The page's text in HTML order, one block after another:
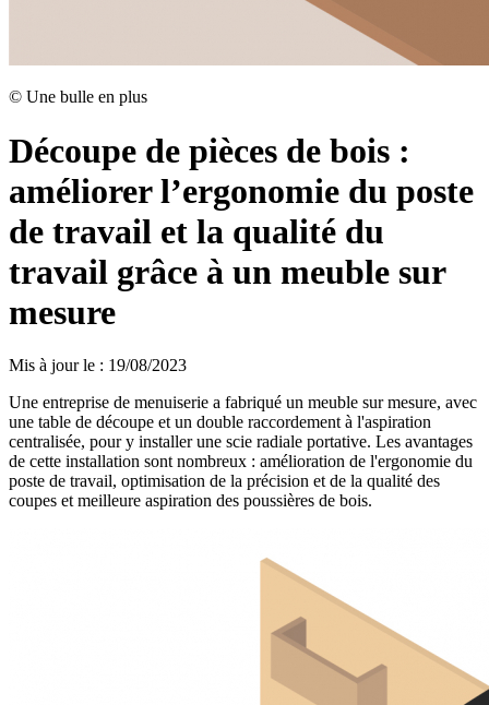
© Une bulle en plus
Découpe de pièces de bois :
améliorer l’ergonomie du poste
de travail et la qualité du
travail grâce à un meuble sur
mesure
Mis à jour le : 19/08/2023
Une entreprise de menuiserie a fabriqué un meuble sur mesure, avec
une table de découpe et un double raccordement à l'aspiration
centralisée, pour y installer une scie radiale portative. Les avantages
de cette installation sont nombreux : amélioration de l'ergonomie du
poste de travail, optimisation de la précision et de la qualité des
coupes et meilleure aspiration des poussières de bois.